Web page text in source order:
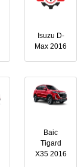
Isuzu D-
Max 2016
Baic
Tigard
X35 2016